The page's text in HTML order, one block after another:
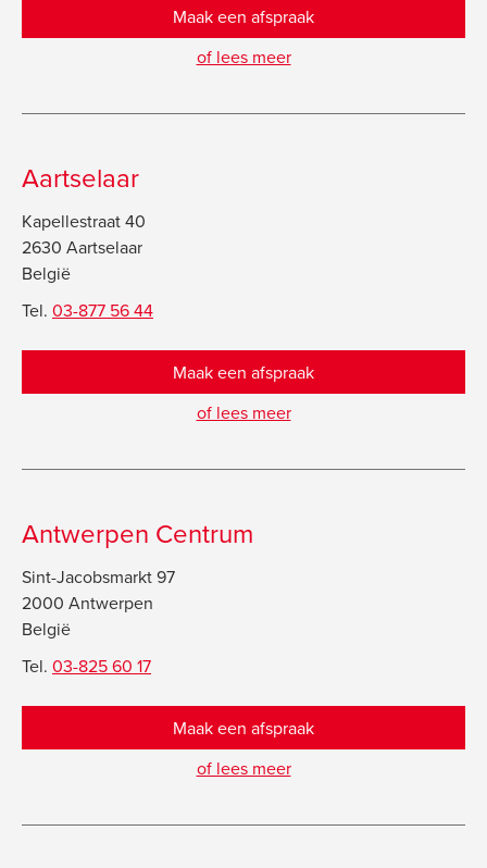
Maak een afspraak
of lees meer
Aartselaar
Kapellestraat 40
2630 Aartselaar
België
Tel. 03-877 56 44
Maak een afspraak
of lees meer
Antwerpen Centrum
Sint-Jacobsmarkt 97
2000 Antwerpen
België
Tel. 03-825 60 17
Maak een afspraak
of lees meer